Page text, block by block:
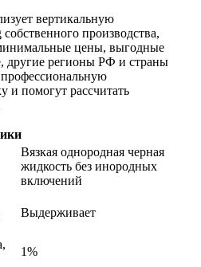
вертикальную
производства,
цены, выгодные
другие регионы РФ и страны
и помогут рассчитать
Вязкая однородная черная
жидкость без инородных
включений
Выдерживает
1%